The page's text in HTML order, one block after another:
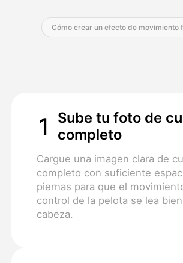
Cómo crear un efecto de movimiento
1
Sube tu foto de
completo
Cargue una imagen clara de
completo con suficiente
piernas para que el
control de la pelota se lea
cabeza.